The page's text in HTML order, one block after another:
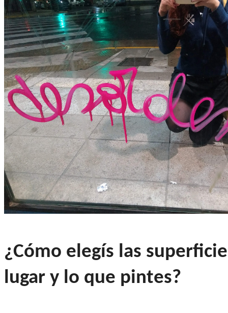
¿Cómo elegís las
lugar y lo que pintes?